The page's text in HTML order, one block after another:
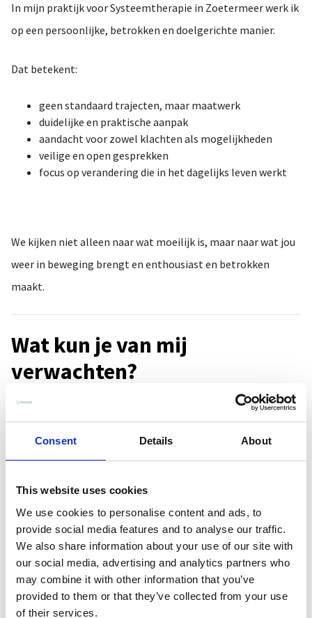
Consent Details About
This website uses cookies
We use cookies to personalise content and ads, to
provide social media features and to analyse our traffic.
We also share information about your use of our site with
our social media, advertising and analytics partners who
may combine it with other information that you’ve
provided to them or that they’ve collected from your use
of their services.
In mijn praktijk voor Systeemtherapie in Zoetermeer werk ik
op een persoonlijke, betrokken en doelgerichte manier.
Dat betekent:
geen standaard trajecten, maar maatwerk
duidelijke en praktische aanpak
aandacht voor zowel klachten als mogelijkheden
veilige en open gesprekken
focus op verandering die in het dagelijks leven werkt
We kijken niet alleen naar wat moeilijk is, maar naar wat jou
weer in beweging brengt en enthousiast en betrokken
maakt.
Wat kun je van mij
verwachten?
Tijdens de begeleiding kun je rekenen op:
een heldere analyse van jouw situatie
ondersteuning bij het maken van keuzes
Het doel is altijd dat je weer zelfstandig, veerkrachtig en in
balans verder kunt leven — met jezelf én in contact met